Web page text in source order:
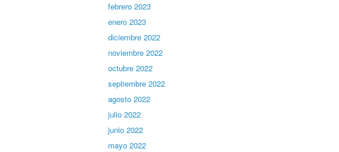
febrero 2023
enero 2023
diciembre 2022
noviembre 2022
octubre 2022
septiembre 2022
agosto 2022
julio 2022
junio 2022
mayo 2022